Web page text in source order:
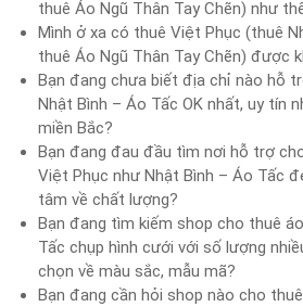
thuê Áo Ngũ Thân Tay Chẽn) như
Mình ở xa có thuê Việt Phục (thuê
thuê Áo Ngũ Thân Tay Chẽn) được
Bạn đang chưa biết địa chỉ nào hỗ
Nhật Bình – Áo Tấc OK nhất, uy tín
miền Bắc?
Bạn đang đau đầu tìm nơi hỗ trợ
Việt Phục như Nhật Bình – Áo Tấc
tâm về chất lượng?
Bạn đang tìm kiếm shop cho thuê
Tấc chụp hình cưới với số lượng
chọn về màu sắc, mẫu mã?
Bạn đang cần hỏi shop nào cho